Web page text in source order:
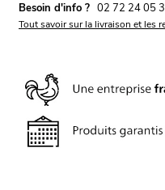
Besoin d'info ? 02 72 24 05
Tout savoir sur la livraison et les